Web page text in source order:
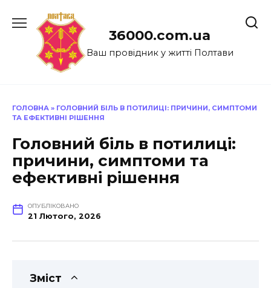
до
36000.com.ua
Ваш провідник у житті Полтави
ГОЛОВНА » ГОЛОВНИЙ БІЛЬ В ПОТИЛИЦІ: ПРИЧИНИ, СИМПТОМИ
ТА ЕФЕКТИВНІ РІШЕННЯ
Головний біль в потилиці:
причини, симптоми та
ефективні рішення
ОПУБЛІКОВАНО
21 Лютого, 2026
Зміст